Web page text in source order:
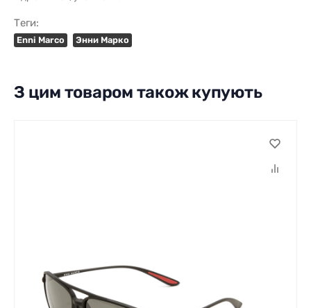
Теги:
Enni Marco Энни Марко
З цим товаром також купують